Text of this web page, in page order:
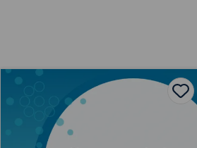
Sharon Huws et al., 'Sicrhau
Dyddiad cyhoeddi: 2013
Sharon Huws et al., 'Sicrhau
cynnyrch cilgnowyr o'r